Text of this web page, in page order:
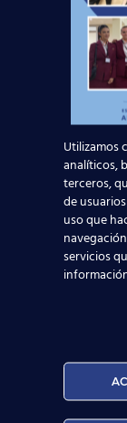
La aviación
más
formar parte
Hemos
centros
de
por las
Puedes
formulario:
Nombre*
Utilizamos
analíticos,
terceros,
de
uso que
servicios